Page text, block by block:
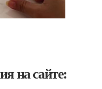
на сайте: